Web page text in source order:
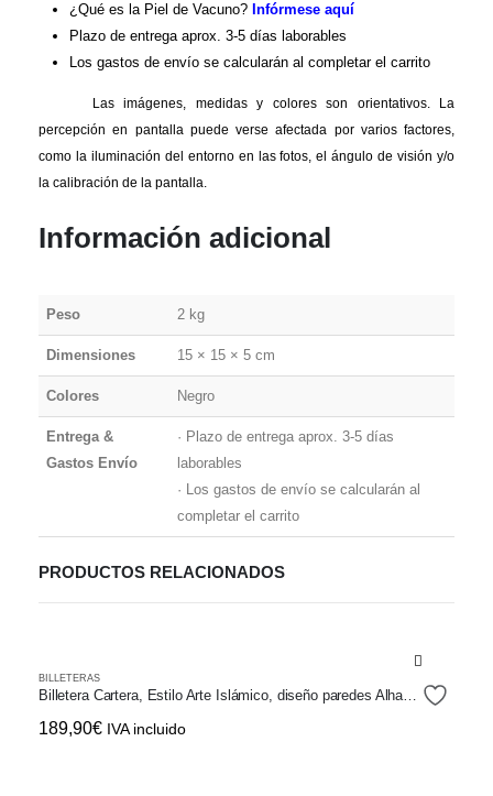
¿Qué es la Piel de Vacuno? Infórmese aquí
Plazo de entrega aprox. 3-5 días laborables
Los gastos de envío se calcularán al completar el carrito
Las imágenes, medidas y colores son orientativos. La
percepción en pantalla puede verse afectada por varios factores,
como la iluminación del entorno en las fotos, el ángulo de visión y/o
la calibración de la pantalla.
Información adicional
Peso 2 kg
Dimensiones 15 × 15 × 5 cm
Colores Negro
Entrega &
Gastos Envío
· Plazo de entrega aprox. 3-5 días
laborables
· Los gastos de envío se calcularán al
completar el carrito
PRODUCTOS RELACIONADOS
BILLETERAS
189,90€ IVA incluido